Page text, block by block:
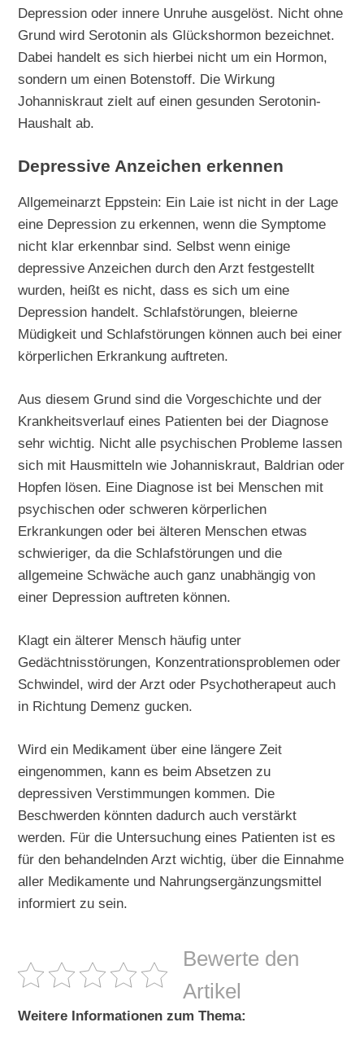
Depression oder innere Unruhe ausgelöst. Nicht ohne
Grund wird Serotonin als Glückshormon bezeichnet.
Dabei handelt es sich hierbei nicht um ein Hormon,
sondern um einen Botenstoff. Die Wirkung
Johanniskraut zielt auf einen gesunden Serotonin-
Haushalt ab.
Depressive Anzeichen erkennen
Allgemeinarzt Eppstein: Ein Laie ist nicht in der Lage
eine Depression zu erkennen, wenn die Symptome
nicht klar erkennbar sind. Selbst wenn einige
depressive Anzeichen durch den Arzt festgestellt
wurden, heißt es nicht, dass es sich um eine
Depression handelt. Schlafstörungen, bleierne
Müdigkeit und Schlafstörungen können auch bei einer
körperlichen Erkrankung auftreten.
Aus diesem Grund sind die Vorgeschichte und der
Krankheitsverlauf eines Patienten bei der Diagnose
sehr wichtig. Nicht alle psychischen Probleme lassen
sich mit Hausmitteln wie Johanniskraut, Baldrian oder
Hopfen lösen. Eine Diagnose ist bei Menschen mit
psychischen oder schweren körperlichen
Erkrankungen oder bei älteren Menschen etwas
schwieriger, da die Schlafstörungen und die
allgemeine Schwäche auch ganz unabhängig von
einer Depression auftreten können.
Klagt ein älterer Mensch häufig unter
Gedächtnisstörungen, Konzentrationsproblemen oder
Schwindel, wird der Arzt oder Psychotherapeut auch
in Richtung Demenz gucken.
Wird ein Medikament über eine längere Zeit
eingenommen, kann es beim Absetzen zu
depressiven Verstimmungen kommen. Die
Beschwerden könnten dadurch auch verstärkt
werden. Für die Untersuchung eines Patienten ist es
für den behandelnden Arzt wichtig, über die Einnahme
aller Medikamente und Nahrungsergänzungsmittel
informiert zu sein.
Bewerte den
Artikel
Weitere Informationen zum Thema: